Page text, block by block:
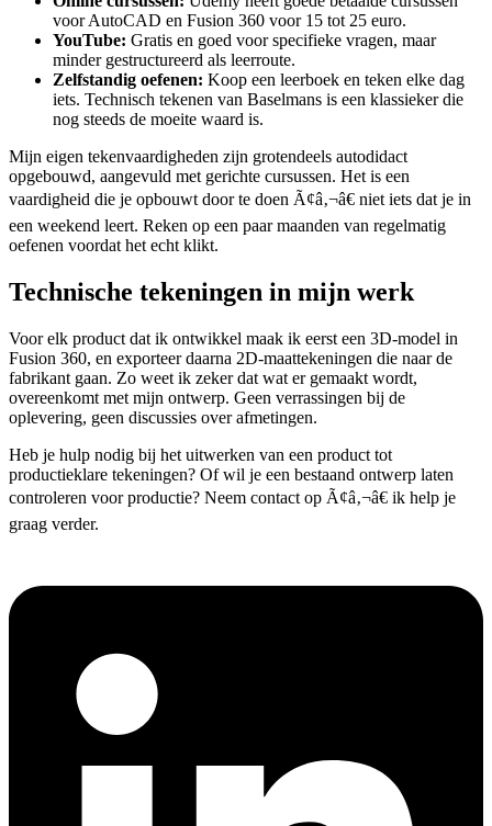
voor AutoCAD en Fusion 360 voor 15 tot 25 euro.
YouTube: Gratis en goed voor specifieke vragen, maar
minder gestructureerd als leerroute.
Zelfstandig oefenen: Koop een leerboek en teken elke dag
iets. Technisch tekenen van Baselmans is een klassieker die
nog steeds de moeite waard is.
Mijn eigen tekenvaardigheden zijn grotendeels autodidact
opgebouwd, aangevuld met gerichte cursussen. Het is een
vaardigheid die je opbouwt door te doen Ã¢â‚¬â€ niet iets dat je in
een weekend leert. Reken op een paar maanden van regelmatig
oefenen voordat het echt klikt.
Technische tekeningen in mijn werk
Voor elk product dat ik ontwikkel maak ik eerst een 3D-model in
Fusion 360, en exporteer daarna 2D-maattekeningen die naar de
fabrikant gaan. Zo weet ik zeker dat wat er gemaakt wordt,
overeenkomt met mijn ontwerp. Geen verrassingen bij de
oplevering, geen discussies over afmetingen.
Heb je hulp nodig bij het uitwerken van een product tot
productieklare tekeningen? Of wil je een bestaand ontwerp laten
controleren voor productie? Neem contact op Ã¢â‚¬â€ ik help je
graag verder.